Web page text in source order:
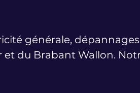
générale,
du Brabant Wallon.